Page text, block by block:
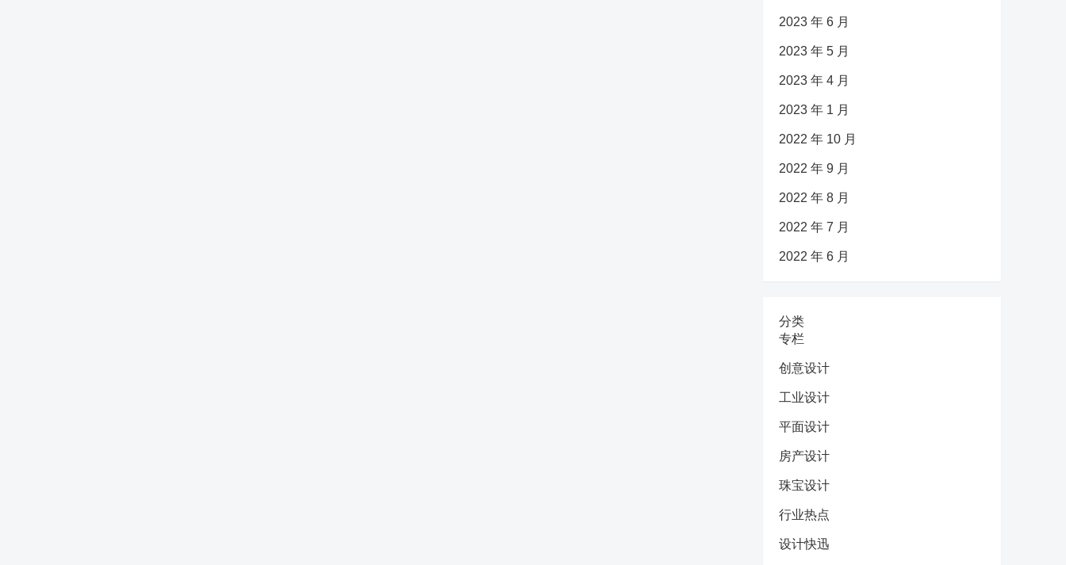
2023 年 6 月
2023 年 5 月
2023 年 4 月
2023 年 1 月
2022 年 10 月
2022 年 9 月
2022 年 8 月
2022 年 7 月
2022 年 6 月
分类
专栏
创意设计
工业设计
平面设计
房产设计
珠宝设计
行业热点
设计快迅